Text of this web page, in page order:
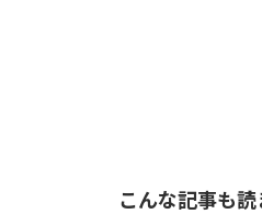
こんな記事も